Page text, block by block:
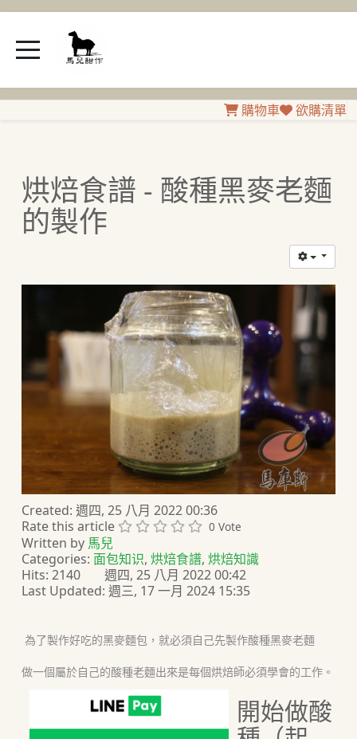
購物車 欲購清單
烘焙食譜 - 酸種黑麥老麵
的製作
Created: 週四, 25 八月 2022 00:36
Rate this article
0 Vote
Written by 馬兒
Categories: 面包知识, 烘焙食譜, 烘焙知識
Hits: 2140
週四, 25 八月 2022 00:42
Last Updated: 週三, 17 一月 2024 15:35
為了製作好吃的黑麥麵包，就必須自己先製作酸種黑麥老麵
做一個屬於自己的酸種老麵出來是每個烘焙師必須學會的工作。
開始做酸